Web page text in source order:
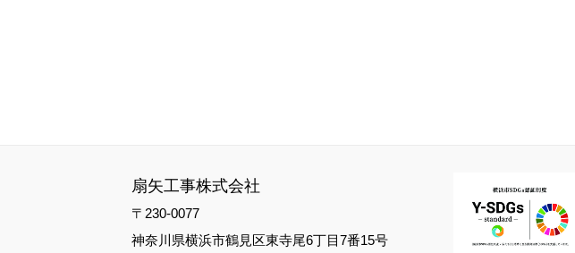
扇矢工事株式会社
〒230-0077
神奈川県横浜市鶴見区東寺尾6丁目7番15号